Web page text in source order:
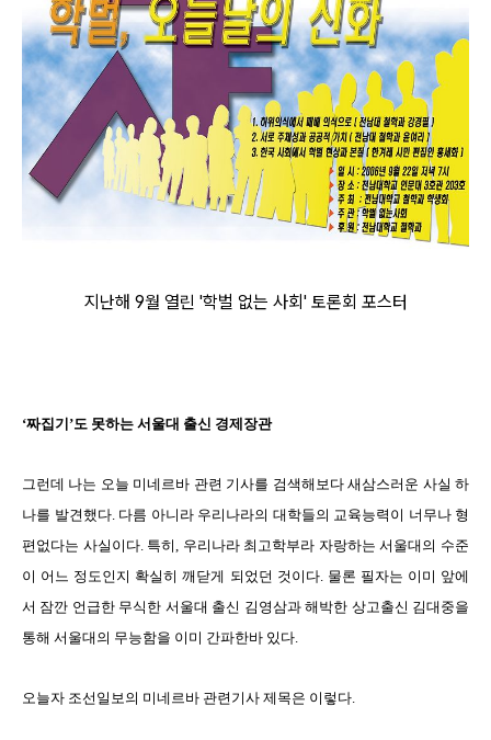
지난해 9월 열린 '학벌 없는 사회' 토론회 포스터
‘짜집기’도 못하는 서울대 출신 경제장관
그런데 나는 오늘 미네르바 관련 기사를 검색해보다 새삼스러운 사실 하
나를 발견했다. 다름 아니라 우리나라의 대학들의 교육능력이 너무나 형
편없다는 사실이다. 특히, 우리나라 최고학부라 자랑하는 서울대의 수준
이 어느 정도인지 확실히 깨닫게 되었던 것이다. 물론 필자는 이미 앞에
서 잠깐 언급한 무식한 서울대 출신 김영삼과 해박한 상고출신 김대중을
통해 서울대의 무능함을 이미 간파한바 있다.
오늘자 조선일보의 미네르바 관련기사 제목은 이렇다.